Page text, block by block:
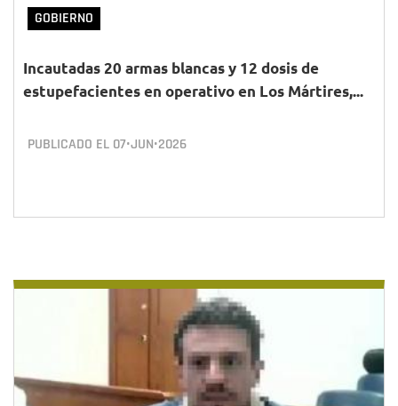
GOBIERNO
Incautadas 20 armas blancas y 12 dosis de
estupefacientes en operativo en Los Mártires,...
PUBLICADO EL 07•JUN•2026